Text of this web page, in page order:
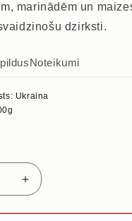
marinādēm un
dzirksti.
Noteikumi
Ukraina
Palielināt
daudzumu
priekš